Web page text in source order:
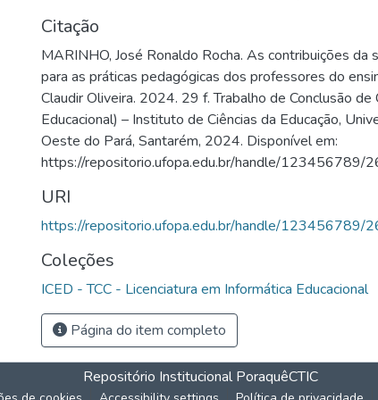
Citação
MARINHO, José Ronaldo Rocha. As contribuições da
para as práticas pedagógicas dos professores do
Claudir Oliveira. 2024. 29 f. Trabalho de Conclusão de
Educacional) – Instituto de Ciências da Educação,
Oeste do Pará, Santarém, 2024. Disponível em:
https://repositorio.ufopa.edu.br/handle/123456789/
URI
https://repositorio.ufopa.edu.br/handle/123456789/
Coleções
ICED - TCC - Licenciatura em Informática Educacional
Página do item completo
Repositório Institucional PoraquêCTIC